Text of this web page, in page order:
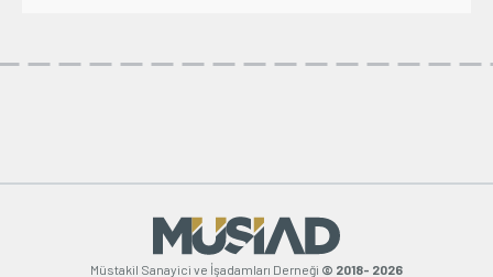
Müstakil Sanayici ve İşadamları Derneği © 2018- 2026